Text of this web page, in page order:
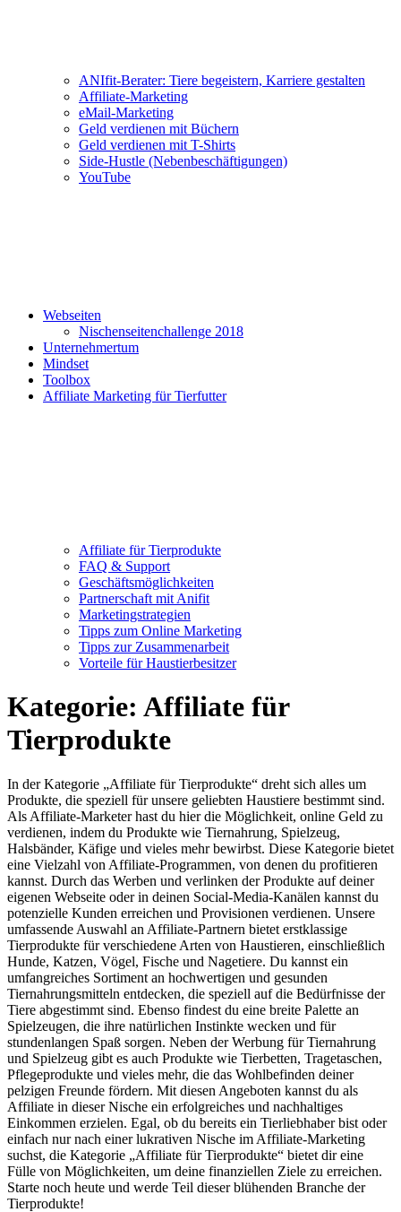
ANIfit-Berater: Tiere begeistern, Karriere gestalten
Affiliate-Marketing
eMail-Marketing
Geld verdienen mit Büchern
Geld verdienen mit T-Shirts
Side-Hustle (Nebenbeschäftigungen)
YouTube
Webseiten
Nischenseitenchallenge 2018
Unternehmertum
Mindset
Toolbox
Affiliate Marketing für Tierfutter
Affiliate für Tierprodukte
FAQ & Support
Geschäftsmöglichkeiten
Partnerschaft mit Anifit
Marketingstrategien
Tipps zum Online Marketing
Tipps zur Zusammenarbeit
Vorteile für Haustierbesitzer
Kategorie: Affiliate für
Tierprodukte
In der Kategorie „Affiliate für Tierprodukte“ dreht sich alles um
Produkte, die speziell für unsere geliebten Haustiere bestimmt sind.
Als Affiliate-Marketer hast du hier die Möglichkeit, online Geld zu
verdienen, indem du Produkte wie Tiernahrung, Spielzeug,
Halsbänder, Käfige und vieles mehr bewirbst. Diese Kategorie bietet
eine Vielzahl von Affiliate-Programmen, von denen du profitieren
kannst. Durch das Werben und verlinken der Produkte auf deiner
eigenen Webseite oder in deinen Social-Media-Kanälen kannst du
potenzielle Kunden erreichen und Provisionen verdienen. Unsere
umfassende Auswahl an Affiliate-Partnern bietet erstklassige
Tierprodukte für verschiedene Arten von Haustieren, einschließlich
Hunde, Katzen, Vögel, Fische und Nagetiere. Du kannst ein
umfangreiches Sortiment an hochwertigen und gesunden
Tiernahrungsmitteln entdecken, die speziell auf die Bedürfnisse der
Tiere abgestimmt sind. Ebenso findest du eine breite Palette an
Spielzeugen, die ihre natürlichen Instinkte wecken und für
stundenlangen Spaß sorgen. Neben der Werbung für Tiernahrung
und Spielzeug gibt es auch Produkte wie Tierbetten, Tragetaschen,
Pflegeprodukte und vieles mehr, die das Wohlbefinden deiner
pelzigen Freunde fördern. Mit diesen Angeboten kannst du als
Affiliate in dieser Nische ein erfolgreiches und nachhaltiges
Einkommen erzielen. Egal, ob du bereits ein Tierliebhaber bist oder
einfach nur nach einer lukrativen Nische im Affiliate-Marketing
suchst, die Kategorie „Affiliate für Tierprodukte“ bietet dir eine
Fülle von Möglichkeiten, um deine finanziellen Ziele zu erreichen.
Starte noch heute und werde Teil dieser blühenden Branche der
Tierprodukte!